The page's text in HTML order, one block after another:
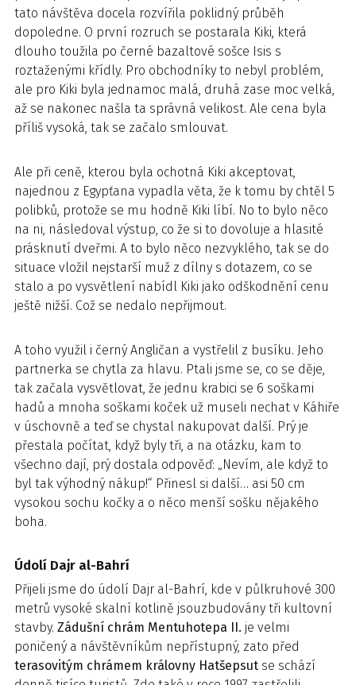
tato návštěva docela rozvířila poklidný průběh
dopoledne. O první rozruch se postarala Kiki, která
dlouho toužila po černé bazaltové sošce Isis s
roztaženými křídly. Pro obchodníky to nebyl problém,
ale pro Kiki byla jednamoc malá, druhá zase moc velká,
až se nakonec našla ta správná velikost. Ale cena byla
příliš vysoká, tak se začalo smlouvat.
Ale při ceně, kterou byla ochotná Kiki akceptovat,
najednou z Egypťana vypadla věta, že k tomu by chtěl 5
polibků, protože se mu hodně Kiki líbí. No to bylo něco
na ni, následoval výstup, co že si to dovoluje a hlasité
prásknutí dveřmi. A to bylo něco nezvyklého, tak se do
situace vložil nejstarší muž z dílny s dotazem, co se
stalo a po vysvětlení nabídl Kiki jako odškodnění cenu
ještě nižší. Což se nedalo nepřijmout.
A toho využil i černý Angličan a vystřelil z busíku. Jeho
partnerka se chytla za hlavu. Ptali jsme se, co se děje,
tak začala vysvětlovat, že jednu krabici se 6 soškami
hadů a mnoha soškami koček už museli nechat v Káhiře
v úschovně a teď se chystal nakupovat další. Prý je
přestala počítat, když byly tři, a na otázku, kam to
všechno dají, prý dostala odpověď: „Nevím, ale když to
byl tak výhodný nákup!“ Přinesl si další… asi 50 cm
vysokou sochu kočky a o něco menší sošku nějakého
boha.
Údolí Dajr al-Bahrí
Přijeli jsme do údolí Dajr al-Bahrí, kde v půlkruhové 300
metrů vysoké skalní kotlině jsouzbudovány tři kultovní
stavby. Zádušní chrám Mentuhotepa II. je velmi
poničený a návštěvníkům nepřístupný, zato před
terasovitým chrámem královny Hatšepsut se schází